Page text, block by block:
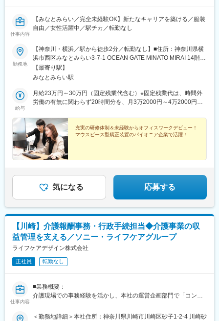
仕事内容
【みなとみらい／完全未経験OK】新たなキャリアを築ける／服装
自由／女性活躍中／駅チカ／転勤なし
勤務地
【神奈川・横浜／駅から徒歩2分／転勤なし】■住所：神奈川県横
浜市西区みなとみらい3-7-1 OCEAN GATE MINATO MIRAI 14階■
住所：みなとみらい駅より徒歩2分＼働く環境について／2017年
に完成したばかりの新しく綺麗なビルの最上階14階に当社はござ
す。1階にはセブンイレブン、2階にはスターバックスもありま
す。もちろん、みなとみらいなので周辺に飲食店も豊富にありま
【最寄り駅】
みなとみらい駅
給与
月給23万円～30万円（固定残業代含む）※固定残業代は、時間外
労働の有無に関わらず20時間分を、月3万2000円～4万2000円支
て決定
充実の研修体制＆未経験からオフィスワークデビュー！
マウスピース型矯正装置のパイオニア企業で活躍！
気になる 応募する
【川崎】介護報酬事務・行政手続担当◆介護事業の収
益管理を支える／ソニー・ライフケアグループ
ライフケアデザイン株式会社
正社員 転勤なし
仕事内容
■業務概要：
介護現場での事務経験を活かし、本社の運営企画部門で「コンプ
ンに、介護保険制度に関わる事務手続きを担当いただきます。
＜勤務地詳細＞本社住所：神奈川県川崎市川崎区砂子1-2-4 川崎砂